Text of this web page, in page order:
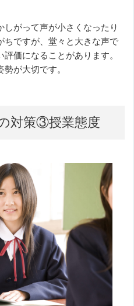
がって声が小さくなったり
ちですが、堂々と大きな声で
価になることがあります。
が大切です。
対策③授業態度